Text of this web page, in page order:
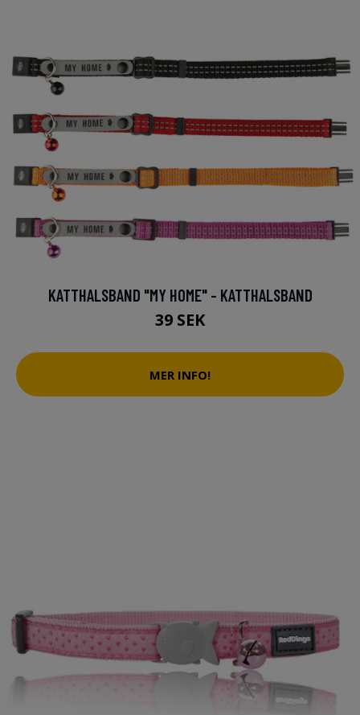
KATTHALSBAND "MY HOME" - KATTHALSBAND
39 SEK
MER INFO!